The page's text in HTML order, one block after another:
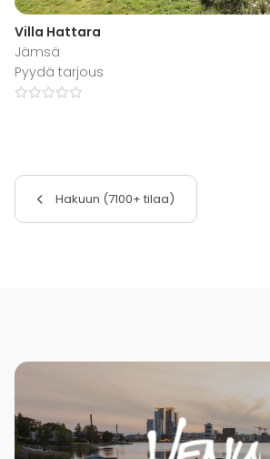
Villa Hattara
Jämsä
Pyydä tarjous
Hakuun (7100+ tilaa)